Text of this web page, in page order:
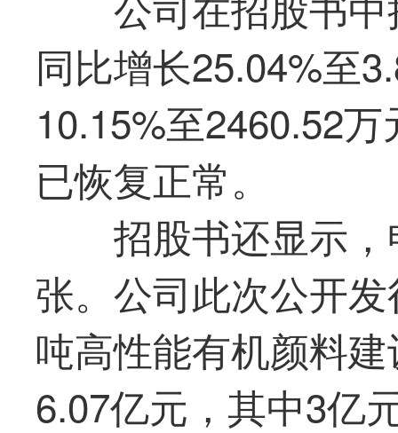
同比增长25.04%至
10.15%至2460.52
已恢复正常。
招股书还显示
张。公司此次公开
吨高性能有机颜料
6.07亿元，其中3亿